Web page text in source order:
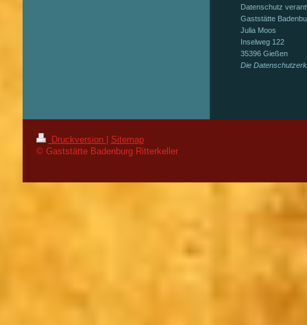
Datenschutz
Gaststätte
Julia Moos
Inselweg 122
35396 Gießen
Die
Druckversion
Sitemap
© Gaststätte Badenburg Ritterkeller